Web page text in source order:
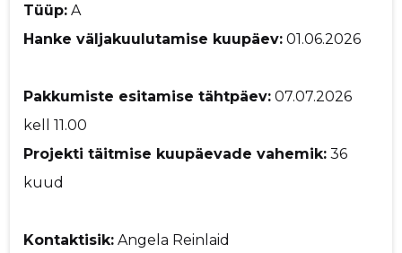
Tüüp: A
Hanke väljakuulutamise kuupäev: 01.06.2026
Pakkumiste esitamise tähtpäev: 07.07.2026
kell 11.00
Projekti täitmise kuupäevade vahemik: 36
kuud
Kontaktisik: Angela Reinlaid